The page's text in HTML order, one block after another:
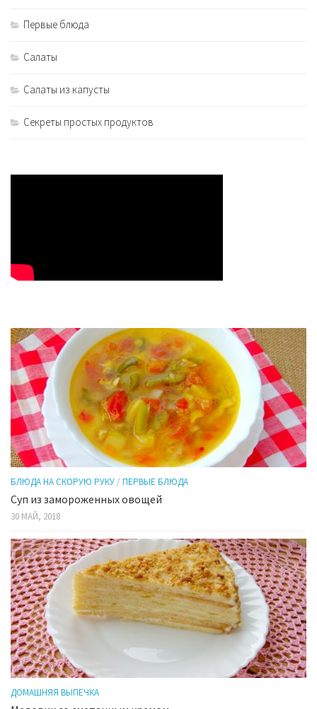
Первые блюда
Салаты
Салаты из капусты
Секреты простых продуктов
БЛЮДА НА СКОРУЮ РУКУ / ПЕРВЫЕ БЛЮДА
Суп из замороженных овощей
30 МАЙ, 2018
ДОМАШНЯЯ ВЫПЕЧКА